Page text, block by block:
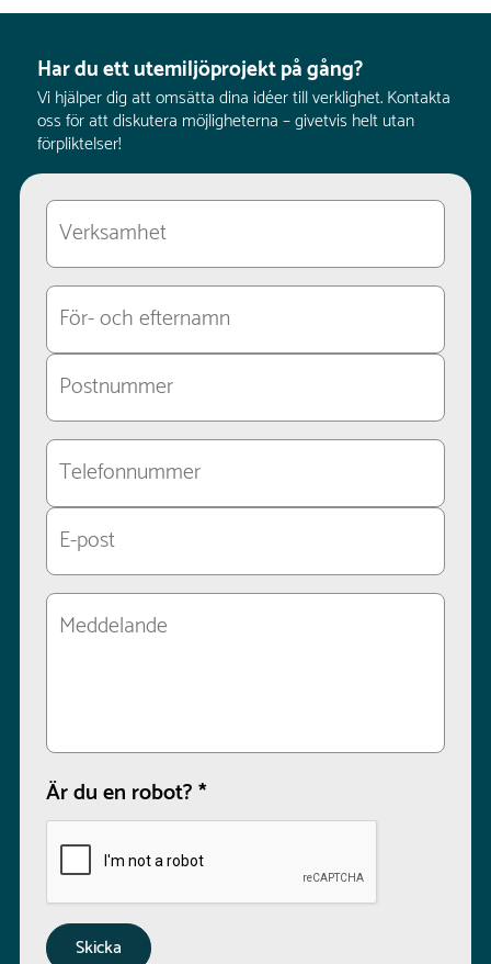
Har du ett utemiljöprojekt på gång?
Vi hjälper dig att omsätta dina idéer till verklighet. Kontakta
oss för att diskutera möjligheterna – givetvis helt utan
förpliktelser!
Är du en robot?*